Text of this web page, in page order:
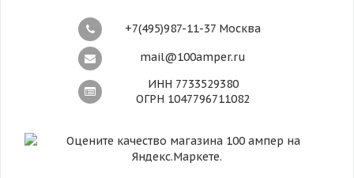
+7(495)987-11-37 Москва
mail@100amper.ru
ИНН 7733529380
ОГРН 1047796711082